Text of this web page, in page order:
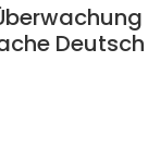
Deutsch